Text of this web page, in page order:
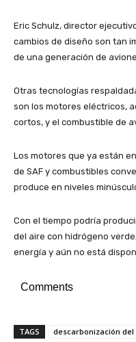
Eric Schulz, director
cambios de diseño son tan
de una generación de
Otras tecnologías
son los motores eléctricos,
cortos, y el combustible de
Los motores que ya están
de SAF y combustibles
produce en niveles
Con el tiempo podría
del aire con hidrógeno
energía y aún no está
Comments
TAGS descarbonización